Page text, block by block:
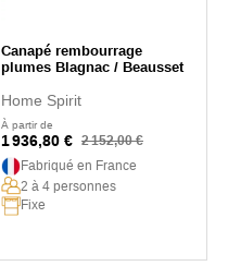
Canapé rembourrage
plumes Blagnac / Beausset
Home Spirit
À partir de
1 936,80 € 2 152,00 €
Fabriqué en France
2 à 4 personnes
Fixe